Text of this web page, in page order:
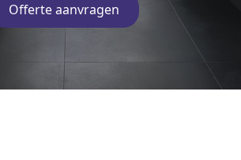
Offerte aanvragen